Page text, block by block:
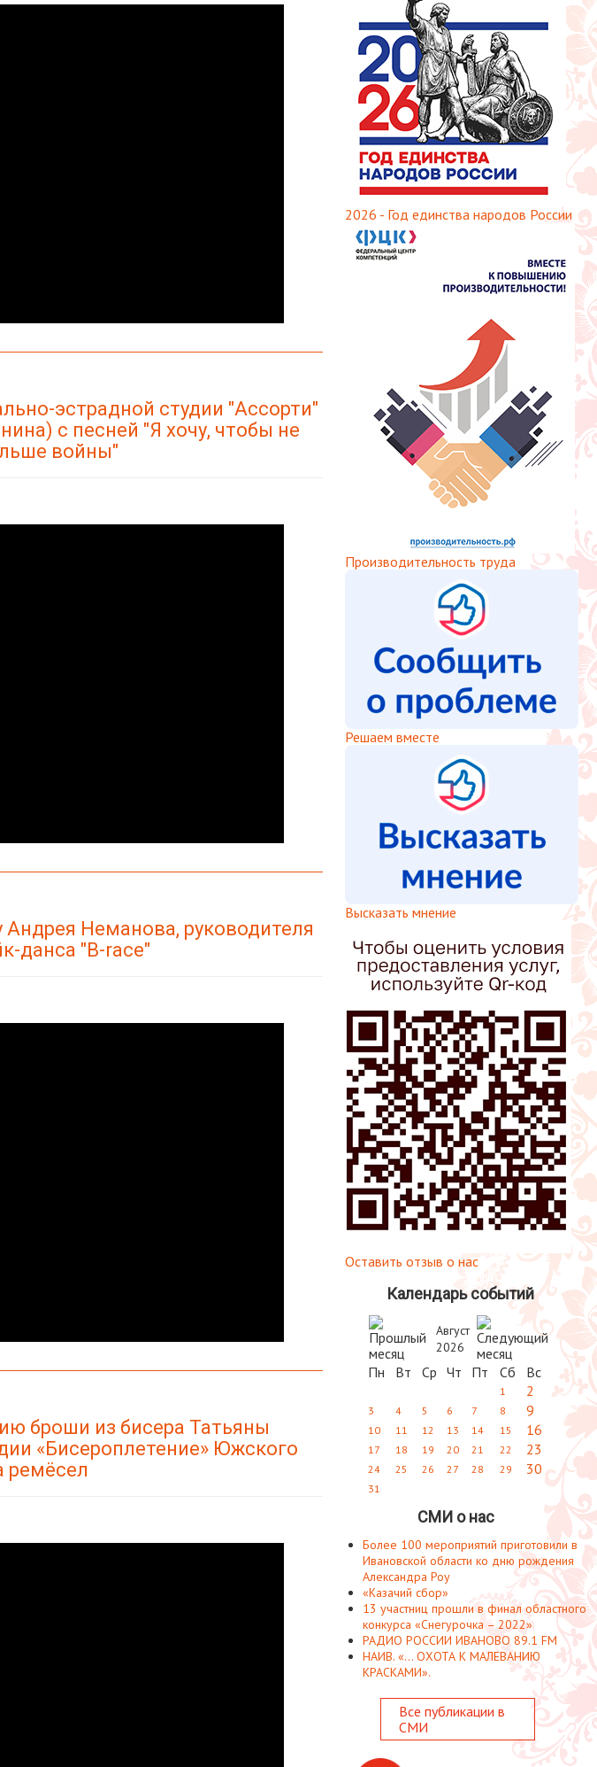
эстрадной студии "Ассорти"
с песней "Я хочу, чтобы не
войны"
Неманова, руководителя
данса "B-race"
броши из бисера Татьяны
«Бисероплетение» Южского
ремёсел
2026 - Год единства народов России
Производительность труда
Решаем вместе
Высказать мнение
Оставить отзыв о нас
Календарь событий
Август
2026
Пн Вт Ср Чт Пт Сб Вс
1 2
3 4 5 6 7 8 9
10 11 12 13 14 15 16
17 18 19 20 21 22 23
24 25 26 27 28 29 30
31
СМИ о нас
Более 100 мероприятий приготовили в
Ивановской области ко дню рождения
Александра Роу
«Казачий сбор»
13 участниц прошли в финал областного
конкурса «Снегурочка – 2022»
РАДИО РОССИИ ИВАНОВО 89.1 FM
НАИВ. «... ОХОТА К МАЛЕВАНИЮ
КРАСКАМИ».
Все публикации в
СМИ